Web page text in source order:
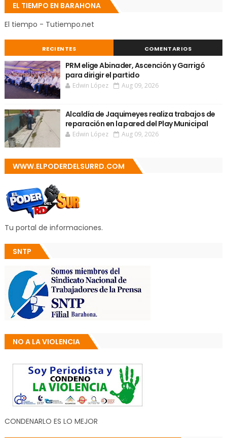
EL TIEMPO EN BARAHONA
El tiempo - Tutiempo.net
RECIENTES COMENTARIOS
PRM elige Abinader, Ascención y Garrigó
para dirigir el partido
Edwin López Aug 09, 2026
Alcaldía de Jaquimeyes realiza trabajos de
reparación en la pared del Play Municipal
Edwin López Aug 09, 2026
WWW.ELPODERDELSURRD.COM
Tu portal de informaciones.
SNTP
NO A LA VIOLENCIA
CONDENARLO ES LO MEJOR